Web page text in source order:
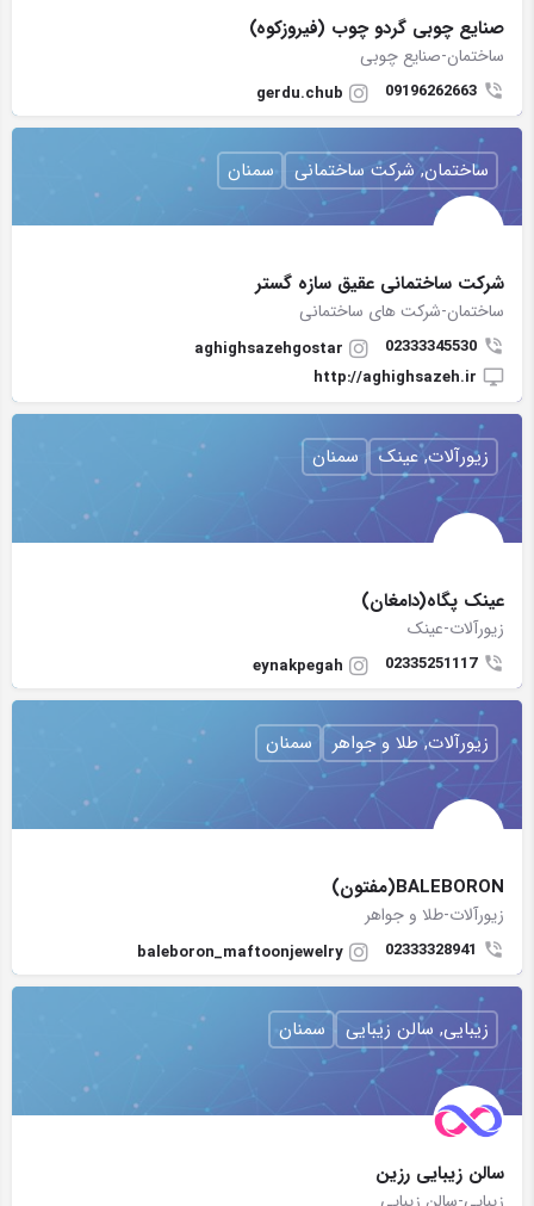
صنایع چوبی گردو چوب (فیروزکوه)
ساختمان-صنایع چوبی
09196262663
gerdu.chub
شرکت ساختمانی عقیق سازه گستر
ساختمان-شرکت های ساختمانی
02333345530
aghighsazehgostar
http://aghighsazeh.ir
ساختمان, شرکت ساختمانی سمنان
عینک پگاه(دامغان)
زیورآلات-عینک
02335251117
eynakpegah
زیورآلات, عینک سمنان
BALEBORON(مفتون)
زیورآلات-طلا و جواهر
02333328941
baleboron_maftoonjewelry
زیورآلات, طلا و جواهر سمنان
سالن زیبایی رزین
زیبایی, سالن زیبایی سمنان